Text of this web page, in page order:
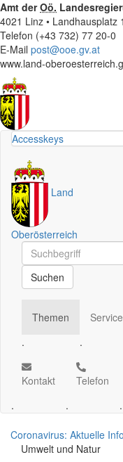
Amt derOö.
4021 Linz • Landhausplatz 1
Telefon (+43 732) 77 20-0
E-Mail post@ooe.gv.at
www.land-
Accesskeys
Land
Oberösterreich
Schnellsuche
Schnellsuche
Suchen
Themen
.
Service
.
Kontakt
.
Telefon
.
.
Coronavirus: Aktuelle
Umwelt und Natur